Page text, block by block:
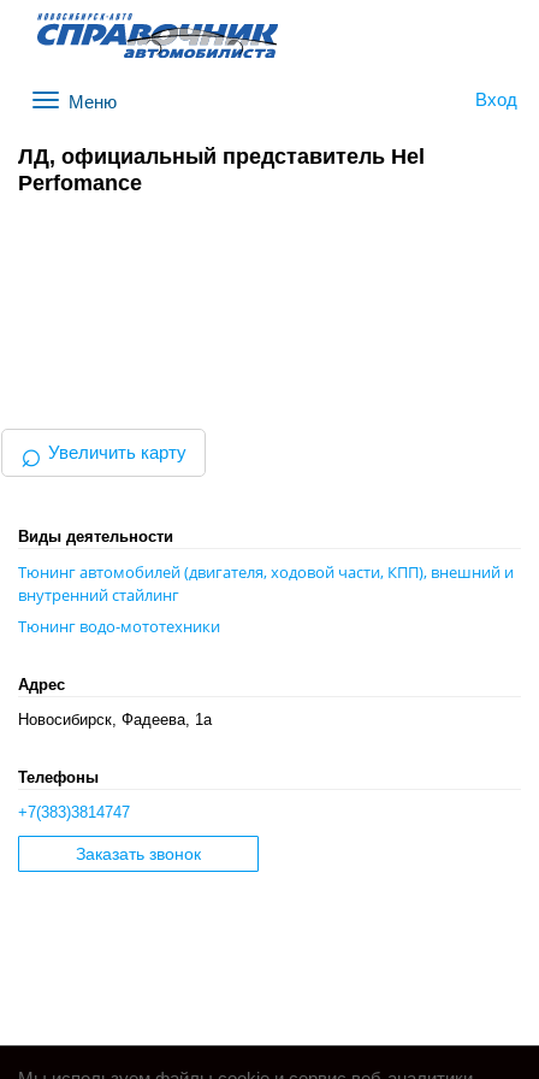
Вход
ЛД, официальный представитель Hel
Perfomance
⌕ Увеличить карту
Виды деятельности
Тюнинг автомобилей (двигателя, ходовой части, КПП), внешний и
внутренний стайлинг
Тюнинг водо-мототехники
Адрес
Новосибирск, Фадеева, 1а
Телефоны
+7(383)3814747
Заказать звонок